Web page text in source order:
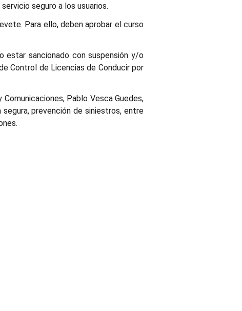
seguro a los usuarios.
Para ello, deben aprobar el curso
estar sancionado con suspensión y/o
Control de Licencias de Conducir por
Pablo Vesca Guedes,
prevención de siniestros, entre